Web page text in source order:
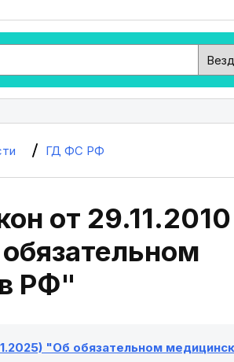
ГД ФС РФ
от
РФ"
"Об обязательном